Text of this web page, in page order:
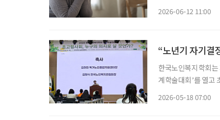
2026-06-12 11:00
“노년기 자기결
한국노인복지학회
계학술대회’를 열고
2026-05-18 07:00